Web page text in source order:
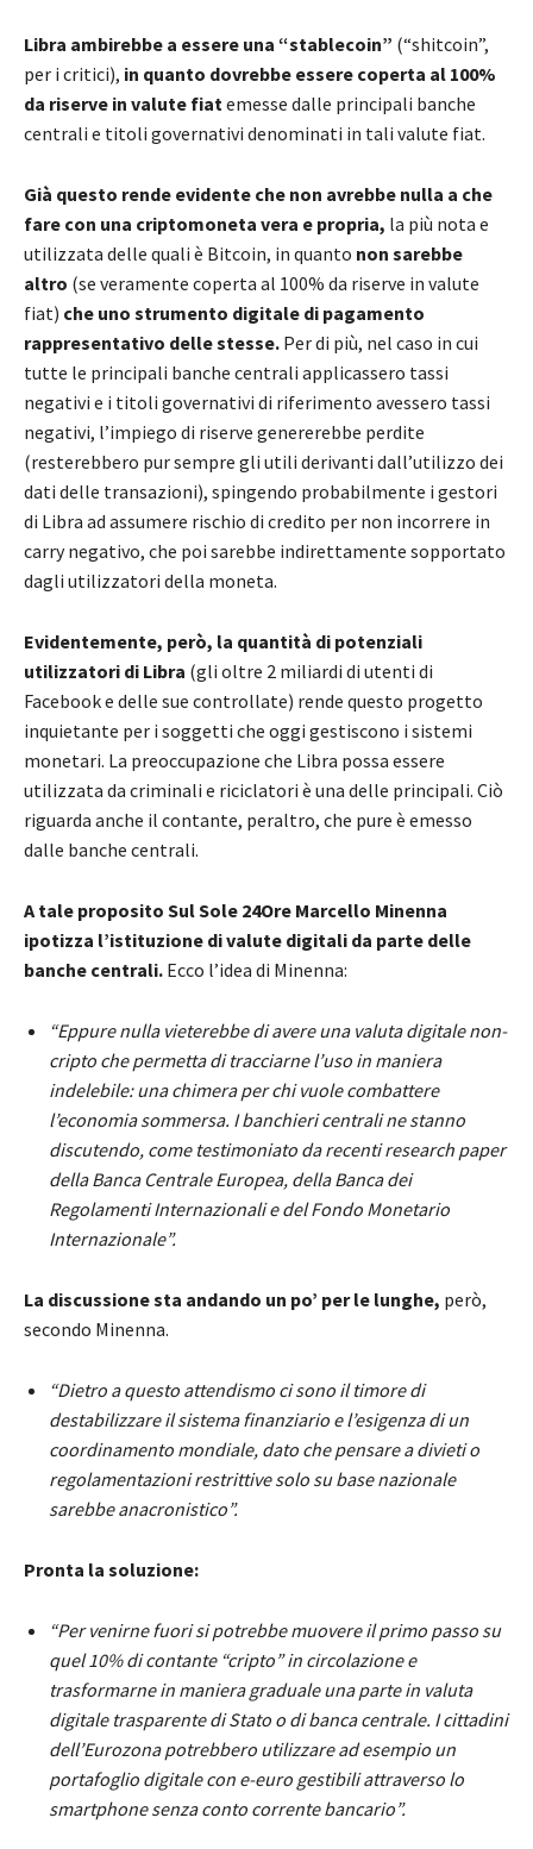
Libra ambirebbe a essere una “stablecoin” (“shitcoin”,
per i critici), in quanto dovrebbe essere coperta al 100%
da riserve in valute fiat emesse dalle principali banche
centrali e titoli governativi denominati in tali valute fiat.
Già questo rende evidente che non avrebbe nulla a che
fare con una criptomoneta vera e propria, la più nota e
utilizzata delle quali è Bitcoin, in quanto non sarebbe
altro (se veramente coperta al 100% da riserve in valute
fiat) che uno strumento digitale di pagamento
rappresentativo delle stesse. Per di più, nel caso in cui
tutte le principali banche centrali applicassero tassi
negativi e i titoli governativi di riferimento avessero tassi
negativi, l’impiego di riserve genererebbe perdite
(resterebbero pur sempre gli utili derivanti dall’utilizzo dei
dati delle transazioni), spingendo probabilmente i gestori
di Libra ad assumere rischio di credito per non incorrere in
carry negativo, che poi sarebbe indirettamente sopportato
dagli utilizzatori della moneta.
Evidentemente, però, la quantità di potenziali
utilizzatori di Libra (gli oltre 2 miliardi di utenti di
Facebook e delle sue controllate) rende questo progetto
inquietante per i soggetti che oggi gestiscono i sistemi
monetari. La preoccupazione che Libra possa essere
utilizzata da criminali e riciclatori è una delle principali. Ciò
riguarda anche il contante, peraltro, che pure è emesso
dalle banche centrali.
A tale proposito Sul Sole 24Ore Marcello Minenna
ipotizza l’istituzione di valute digitali da parte delle
banche centrali. Ecco l’idea di Minenna:
“Eppure nulla vieterebbe di avere una valuta digitale non-
cripto che permetta di tracciarne l’uso in maniera
indelebile: una chimera per chi vuole combattere
l’economia sommersa. I banchieri centrali ne stanno
discutendo, come testimoniato da recenti research paper
della Banca Centrale Europea, della Banca dei
Regolamenti Internazionali e del Fondo Monetario
Internazionale”.
La discussione sta andando un po’ per le lunghe, però,
secondo Minenna.
“Dietro a questo attendismo ci sono il timore di
destabilizzare il sistema finanziario e l’esigenza di un
coordinamento mondiale, dato che pensare a divieti o
regolamentazioni restrittive solo su base nazionale
sarebbe anacronistico”.
Pronta la soluzione:
“Per venirne fuori si potrebbe muovere il primo passo su
quel 10% di contante “cripto” in circolazione e
trasformarne in maniera graduale una parte in valuta
digitale trasparente di Stato o di banca centrale. I cittadini
dell’Eurozona potrebbero utilizzare ad esempio un
portafoglio digitale con e-euro gestibili attraverso lo
smartphone senza conto corrente bancario”.